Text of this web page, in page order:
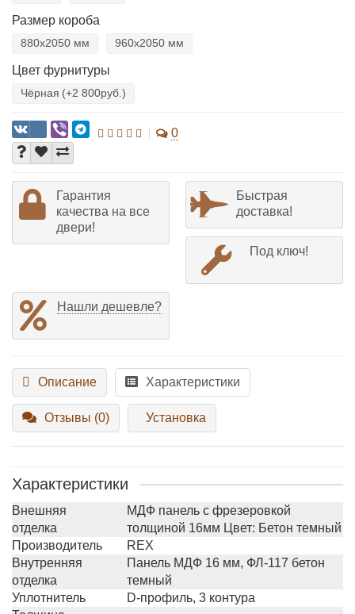
Размер короба
880х2050 мм 960х2050 мм
Цвет фурнитуры
Чёрная (+2 800руб.)
0
Гарантия
качества на все
двери!
Быстрая
доставка!
Под ключ!
Нашли дешевле?
Описание Характеристики
Отзывы (0) Установка
Характеристики
Внешняя
отделка
МДФ панель с фрезеровкой
толщиной 16мм Цвет: Бетон темный
Производитель
REX
Внутренняя
отделка
Панель МДФ 16 мм, ФЛ-117 бетон
темный
Уплотнитель
D-профиль, 3 контура